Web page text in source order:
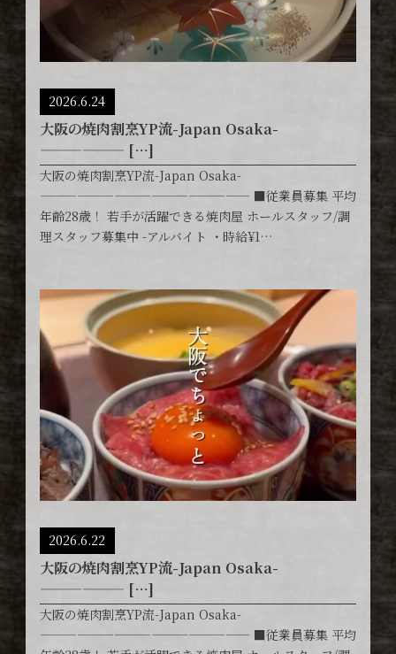
2026.6.24
大阪の焼肉割烹YP流-Japan Osaka-
—————— […]
大阪の焼肉割烹YP流-Japan Osaka-
————————————————— ■従業員募集 平均
年齢28歳！ 若手が活躍できる焼肉屋 ホールスタッフ/調
理スタッフ募集中 -アルバイト ・時給¥1…
2026.6.22
大阪の焼肉割烹YP流-Japan Osaka-
—————— […]
大阪の焼肉割烹YP流-Japan Osaka-
————————————————— ■従業員募集 平均